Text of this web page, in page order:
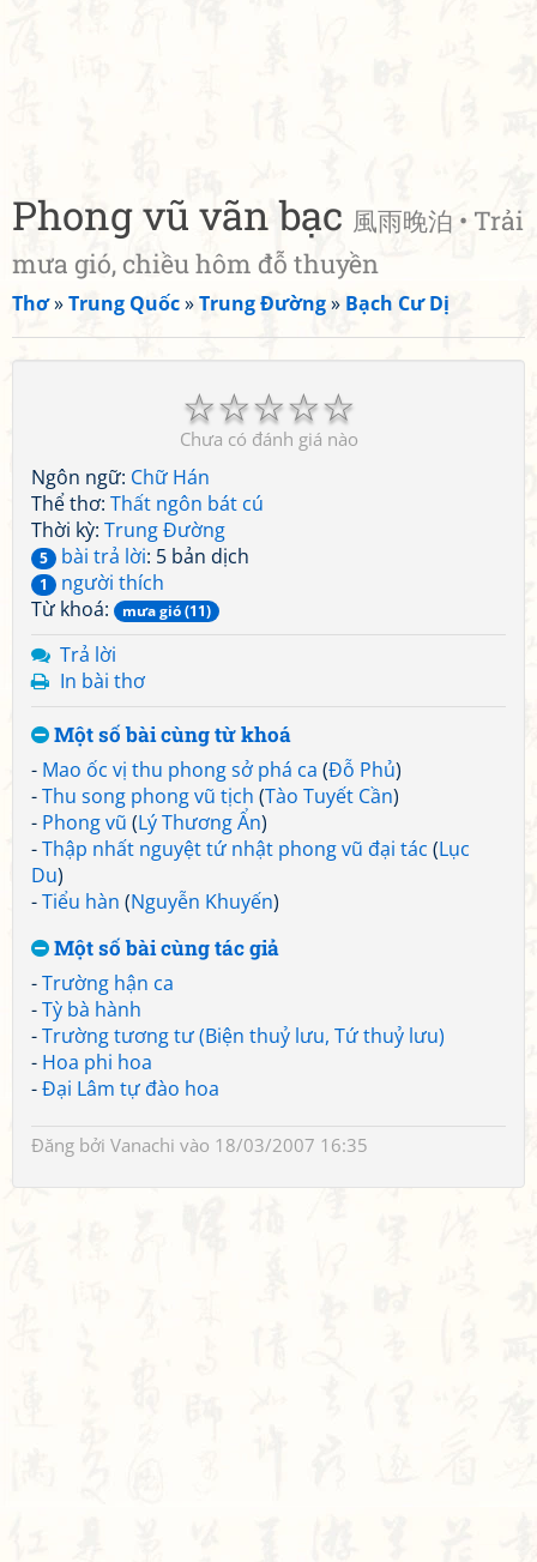
Phong vũ vãn bạc 風雨晚泊 • Trải
mưa gió, chiều hôm đỗ thuyền
Thơ»Trung Quốc»Trung Đường» Bạch Cư Dị
☆
☆
☆
☆
☆
Chưa có đánh giá nào
Ngôn ngữ: Chữ Hán
Thể thơ: Thất ngôn bát cú
Thời kỳ: Trung Đường
5 bài trả lời: 5 bản dịch
1
người thích
Từ khoá:
mưa gió (11)
Trả lời
In bài thơ
Một số bài cùng từ khoá
- Mao ốc vị thu phong sở phá ca (Đỗ Phủ)
-Thu song phong vũ tịch (Tào Tuyết Cần)
- Phong vũ (Lý Thương Ẩn)
-Thập nhất nguyệt tứ nhật phong vũ đại tác (Lục
Du)
-Tiểu hàn (Nguyễn Khuyến)
Một số bài cùng tác giả
-Trường hận ca
-Tỳ bà hành
-Trường tương tư (Biện thuỷ lưu, Tứ thuỷ lưu)
- Hoa phi hoa
-Đại Lâm tự đào hoa
Đăng bởi Vanachi vào 18/03/2007 16:35